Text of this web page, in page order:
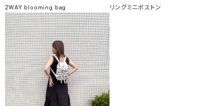
2WAY blooming bag リングミニボストン